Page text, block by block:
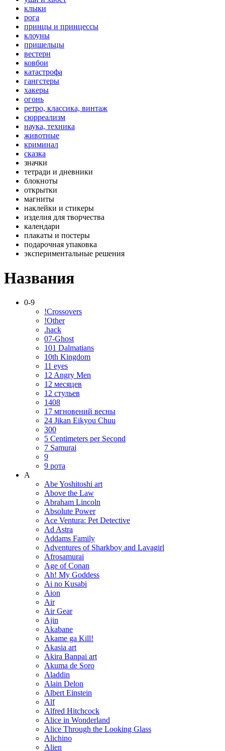
клыки
рога
принцы и принцессы
клоуны
пришельцы
вестерн
ковбои
катастрофа
гангстеры
хакеры
огонь
ретро, классика, винтаж
сюрреализм
наука, техника
животные
криминал
сказка
значки
тетради и дневники
блокноты
открытки
магниты
наклейки и стикеры
изделия для творчества
календари
плакаты и постеры
подарочная упаковка
экспериментальные решения
Названия
0-9
!Crossovers
!Other
.hack
07-Ghost
101 Dalmatians
10th Kingdom
11 eyes
12 Angry Men
12 месяцев
12 стульев
1408
17 мгновений весны
24 Jikan Eikyou Chuu
300
5 Centimeters per Second
7 Samurai
9
9 рота
A
Abe Yoshitoshi art
Above the Law
Abraham Lincoln
Absolute Power
Ace Ventura: Pet Detective
Ad Astra
Addams Family
Adventures of Sharkboy and Lavagirl
Afrosamurai
Age of Conan
Ah! My Goddess
Ai no Kusabi
Aion
Air
Air Gear
Ajin
Akabane
Akame ga Kill!
Akasia art
Akira Banpai art
Akuma de Soro
Aladdin
Alain Delon
Albert Einstein
Alf
Alfred Hitchcock
Alice in Wonderland
Alice Through the Looking Glass
Alichino
Alien